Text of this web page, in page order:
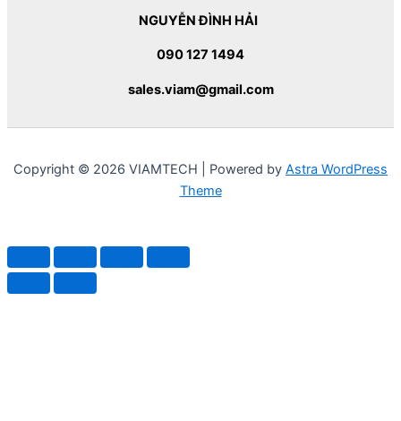
NGUYỄN ĐÌNH HẢI
090 127 1494
sales.viam@gmail.com
Copyright © 2026 VIAMTECH | Powered by Astra WordPress
Theme